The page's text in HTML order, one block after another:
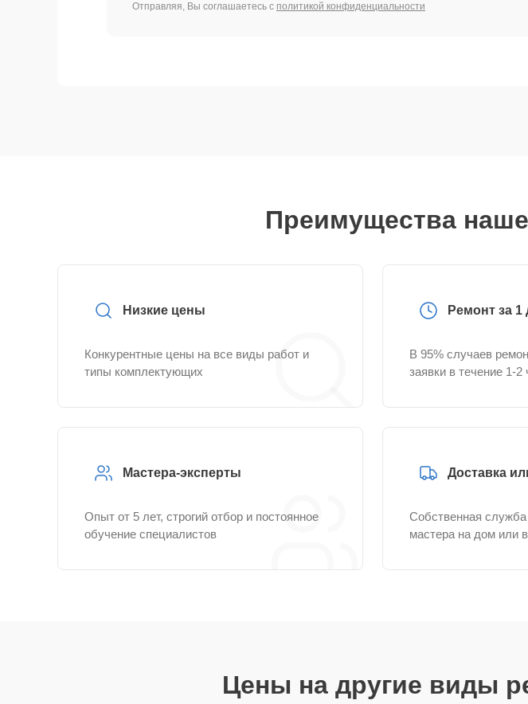
Отправляя, Вы соглашаетесь с политикой конфиденциальности
Преимущества
Низкие цены
Конкурентные цены на все виды работ и
типы комплектующих
Ремонт за 1
В 95% случаев
заявки в течение 1-2
Мастера-эксперты
Опыт от 5 лет, строгий отбор и постоянное
обучение специалистов
Доставка
Собственная
мастера на дом или
Цены на другие виды